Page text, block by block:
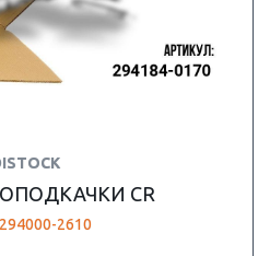
CR
294000-2610